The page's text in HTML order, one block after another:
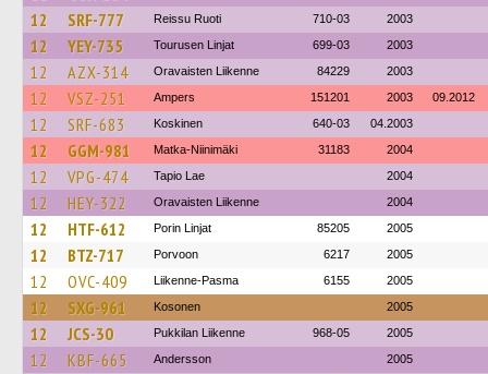
12
SRF-777 Reissu Ruoti 710-03 2003
12 YEY-735 Tourusen Linjat 699-03 2003
12 AZX-314 Oravaisten Liikenne 84229 2003
12 VSZ-251 Ampers 151201 2003 09.2012
12 SRF-683 Koskinen 640-03 04.2003
12 GGM-981 Matka-Niinimäki 31183 2004
12 VPG-474 Tapio Lae 2004
12 HEY-322 Oravaisten Liikenne 2004
12 HTF-612 Porin Linjat 85205 2005
12 BTZ-717 Porvoon 6217 2005
12 OVC-409 Liikenne-Pasma 6155 2005
12 SXG-961 Kosonen 2005
12 JCS-30 Pukkilan Liikenne 968-05 2005
12 KBF-665 Andersson 2005